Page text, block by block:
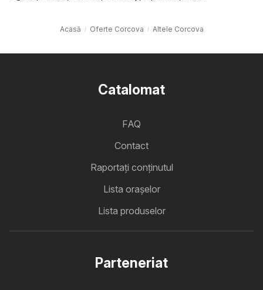
Acasă Oferte Corcova Altele Corcova
Catalomat
FAQ
Contact
Raportați conținutul
Lista oraşelor
Lista produselor
Parteneriat